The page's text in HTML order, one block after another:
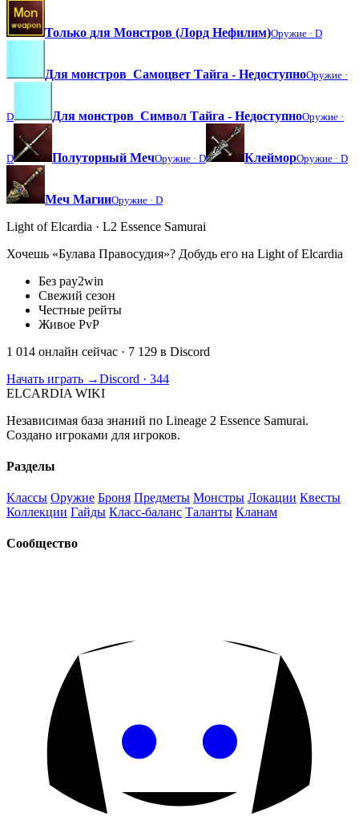
Только для Монстров (Лорд Нефилим)Оружие · D
Для монстров_Самоцвет Тайга - НедоступноОружие ·
D Для монстров_Символ Тайга - НедоступноОружие ·
D Полуторный МечОружие · D КлейморОружие · D
Меч МагииОружие · D
Light of Elcardia · L2 Essence Samurai
Хочешь «Булава Правосудия»? Добудь его на Light of Elcardia
Без pay2win
Свежий сезон
Честные рейты
Живое PvP
1 014 онлайн сейчас · 7 129 в Discord
Начать играть →Discord · 344
ELCARDIA WIKI
Независимая база знаний по Lineage 2 Essence Samurai.
Создано игроками для игроков.
Разделы
Классы Оружие Броня Предметы Монстры Локации Квесты
Коллекции Гайды Класс-баланс Таланты Кланам
Сообщество